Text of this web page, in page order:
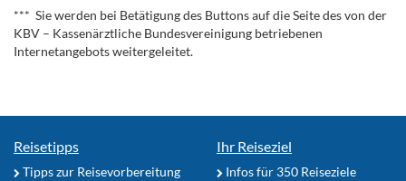
*** Sie werden bei Betätigung des Buttons auf die Seite des von der
KBV – Kassenärztliche Bundesvereinigung betriebenen
Internetangebots weitergeleitet.
Reisetipps
Tipps zur Reisevorbereitung
Ihr Reiseziel
Infos für 350 Reiseziele